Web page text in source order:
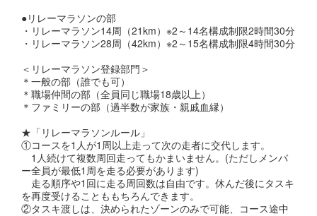
●リレーマラソンの部
・リレーマラソン14周（21km）※2～14名構成制限2時間30分
・リレーマラソン28周（42km）※2～15名構成制限4時間30分
＜リレーマラソン登録部門＞
＊一般の部（誰でも可）
＊職場仲間の部（全員同じ職場18歳以上）
＊ファミリーの部（過半数が家族・親戚血縁）
★「リレーマラソンルール」
①コースを1人が1周以上走って次の走者に交代します。
1人続けて複数周回走ってもかまいません。(ただしメンバ
ー全員が最低1周を走る必要があります)
走る順序や1回に走る周回数は自由です。休んだ後にタスキ
を再度受けることももちろんできます。
②タスキ渡しは、決められたゾーンのみで可能、コース途中